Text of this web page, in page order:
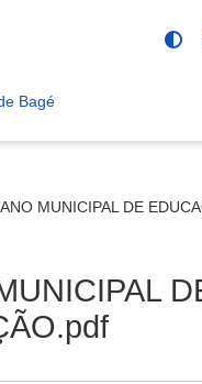
Bagé
MUNICIPAL DE